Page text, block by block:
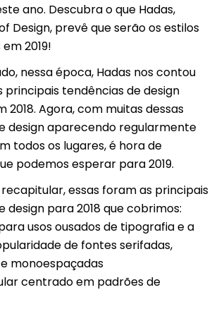
ano. Descubra o que Hadas,
Design, prevê que serão os estilos
2019!
nessa época, Hadas nos contou
principais tendências de design
2018. Agora, com muitas dessas
design aparecendo regularmente
todos os lugares, é hora de
podemos esperar para 2019.
essas foram as principais
design para 2018 que cobrimos:
usos ousados de tipografia e a
de fontes serifadas,
monoespaçadas
centrado em padrões de